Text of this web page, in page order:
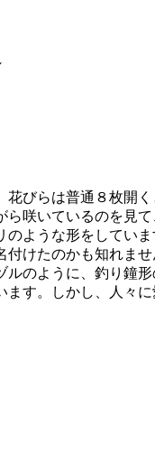
びらは普通８枚開
咲いているのを見て
ような形をしていま
けたのかも知れませ
のように、釣り鐘
す。しかし、人々